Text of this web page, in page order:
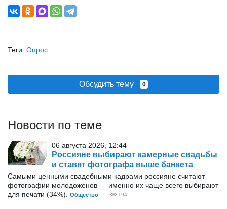
Теги: Опрос
Обсудить тему 0
Новости по теме
06 августа 2026, 12:44
Россияне выбирают камерные свадьбы
и ставят фотографа выше банкета
Самыми ценными свадебными кадрами россияне считают
фотографии молодоженов — именно их чаще всего выбирают
для печати (34%).
Общество 194